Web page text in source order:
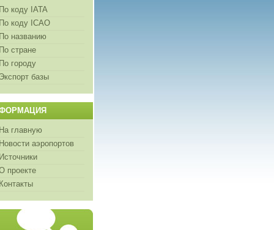
По коду IATA
По коду ICAO
По названию
По стране
По городу
Экспорт базы
На главную
Новости аэропортов
Источники
проекте
Контакты